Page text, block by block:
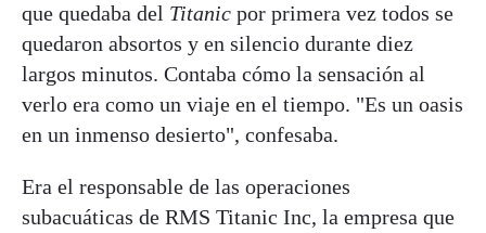
que quedaba del Titanic por primera vez todos se
quedaron absortos y en silencio durante diez
largos minutos. Contaba cómo la sensación al
verlo era como un viaje en el tiempo. "Es un oasis
en un inmenso desierto", confesaba.
Era el responsable de las operaciones
subacuáticas de RMS Titanic Inc, la empresa que